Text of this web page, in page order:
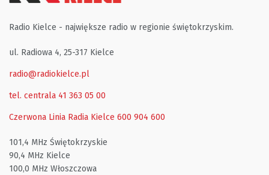
Radio Kielce - największe radio w regionie świętokrzyskim.
ul. Radiowa 4, 25-317 Kielce
radio@radiokielce.pl
tel. centrala 41 363 05 00
Czerwona Linia Radia Kielce 600 904 600
101,4 MHz Świętokrzyskie
90,4 MHz Kielce
100,0 MHz Włoszczowa